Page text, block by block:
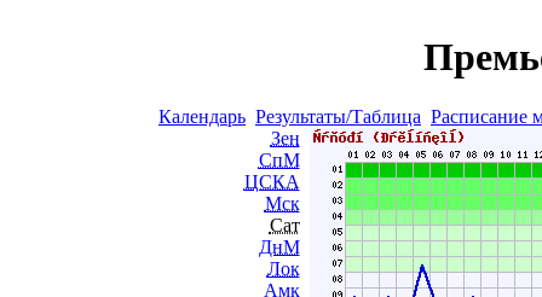
Календарь Результаты/Таблица Расписание
Зен
СпМ
ЦСКА
Мск
Сат
ДнМ
Лок
Амк